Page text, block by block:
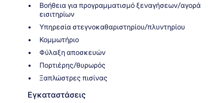
Βοήθεια για προγραμματισμό ξεναγήσεων/αγορά
εισιτηρίων
Υπηρεσία στεγνοκαθαριστηρίου/πλυντηρίου
Κομμωτήριο
Φύλαξη αποσκευών
Πορτιέρης/θυρωρός
Ξαπλώστρες πισίνας
Εγκαταστάσεις